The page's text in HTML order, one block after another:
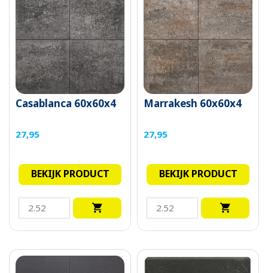
Casablanca 60x60x4
27,95
BEKIJK PRODUCT

Marrakesh 60x60x4
27,95
BEKIJK PRODUCT
